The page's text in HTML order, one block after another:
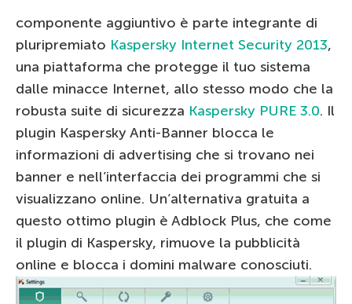
componente aggiuntivo è parte integrante di
pluripremiato Kaspersky Internet Security 2013,
una piattaforma che protegge il tuo sistema
dalle minacce Internet, allo stesso modo che la
robusta suite di sicurezza Kaspersky PURE 3.0. Il
plugin Kaspersky Anti-Banner blocca le
informazioni di advertising che si trovano nei
banner e nell’interfaccia dei programmi che si
visualizzano online. Un’alternativa gratuita a
questo ottimo plugin è Adblock Plus, che come
il plugin di Kaspersky, rimuove la pubblicità
online e blocca i domini malware conosciuti.